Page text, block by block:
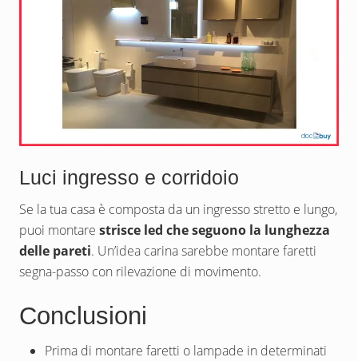
Luci ingresso e corridoio
Se la tua casa è composta da un ingresso stretto e lungo,
puoi montare strisce led che seguono la lunghezza
delle pareti. Un’idea carina sarebbe montare faretti
segna-passo con rilevazione di movimento.
Conclusioni
Prima di montare faretti o lampade in determinati